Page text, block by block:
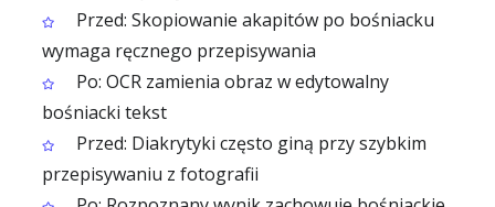
Przed: Skopiowanie akapitów po bośniacku
wymaga ręcznego przepisywania
Po: OCR zamienia obraz w edytowalny
bośniacki tekst
Przed: Diakrytyki często giną przy szybkim
przepisywaniu z fotografii